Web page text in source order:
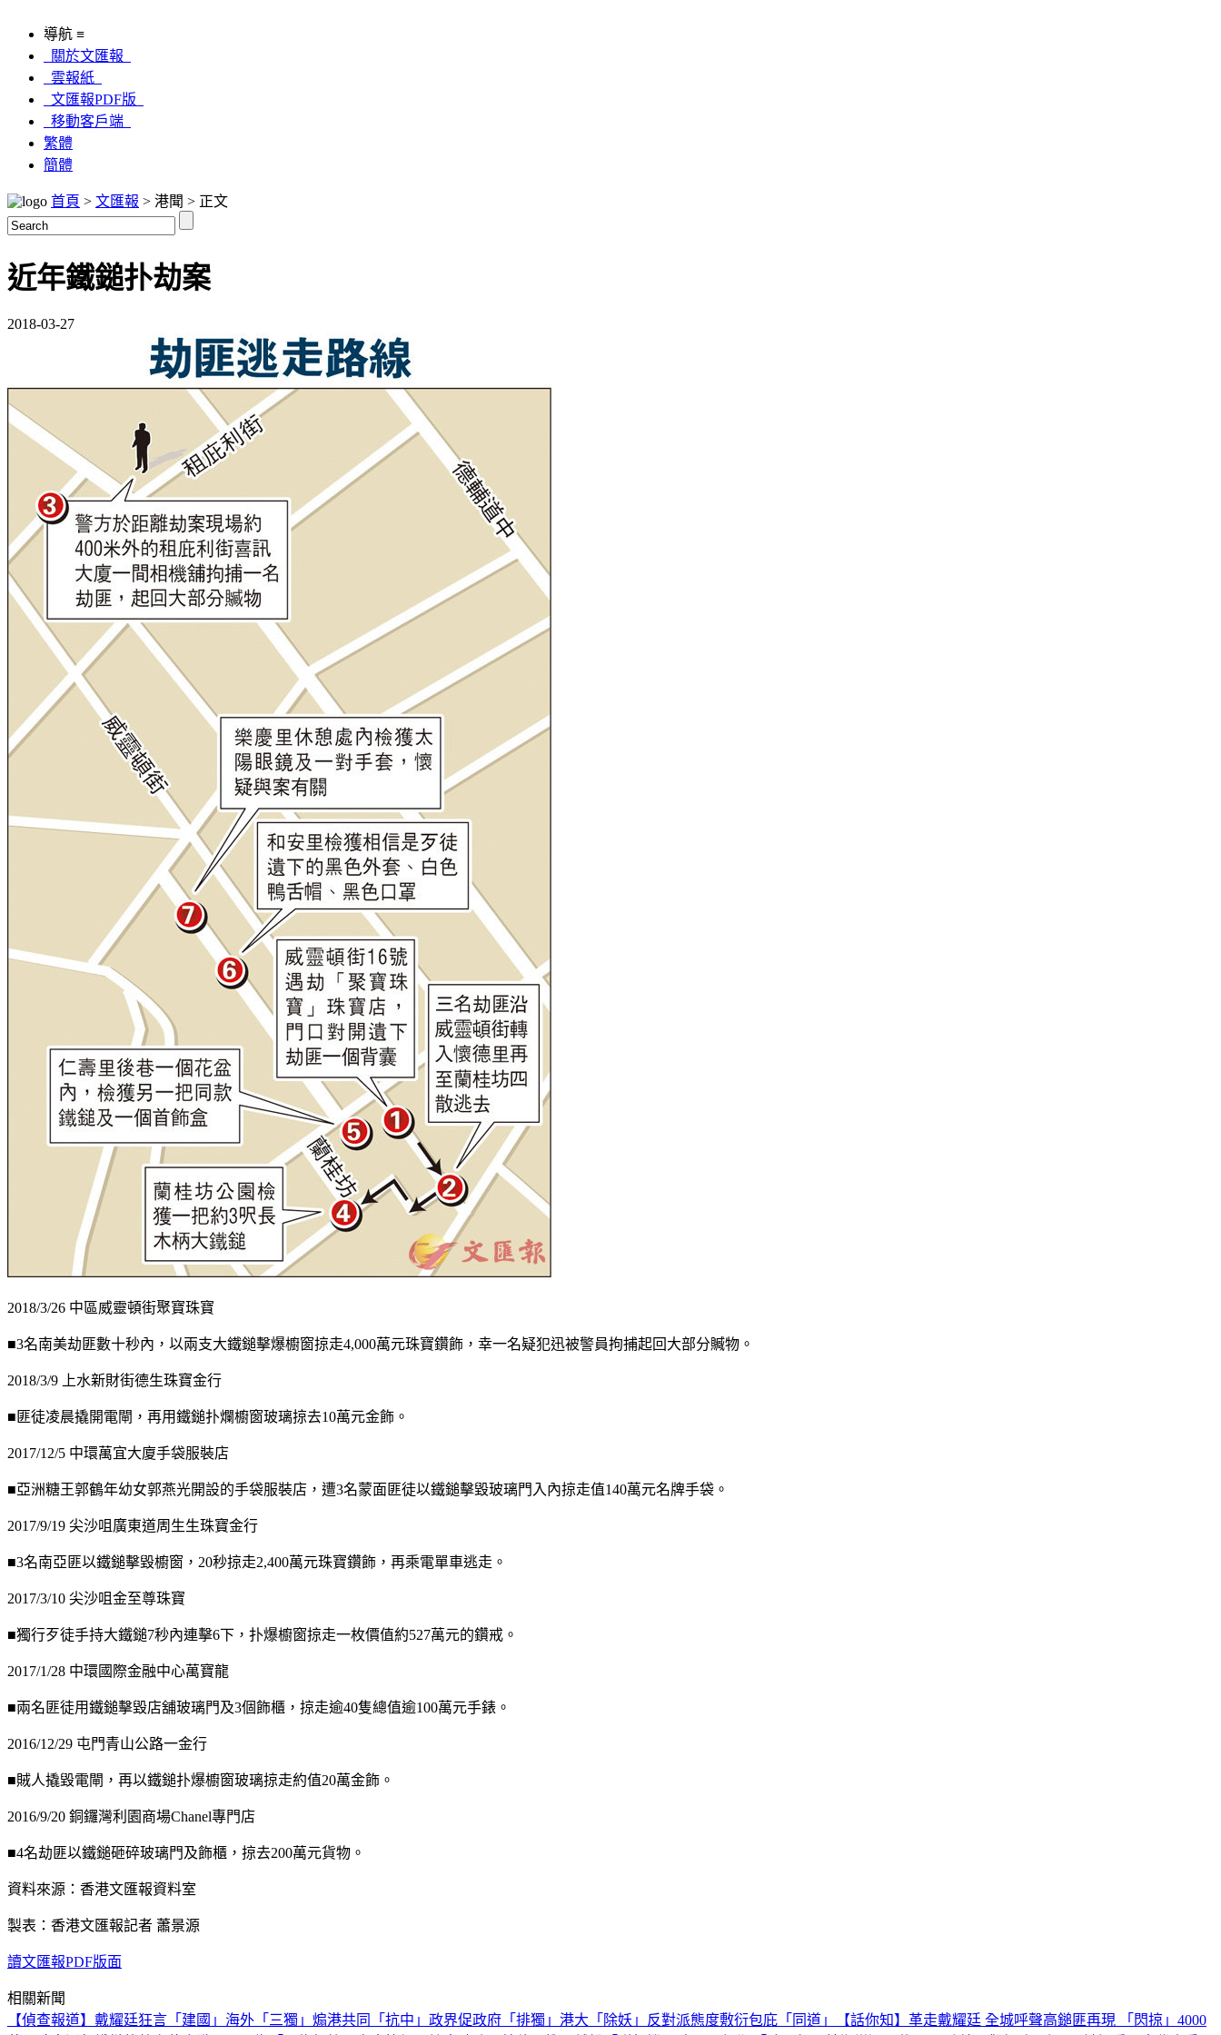
導航 ≡
關於文匯報
雲報紙
文匯報PDF版
移動客戶端
繁體
簡體
首頁 > 文匯報 > 港聞 > 正文
近年鐵鎚扑劫案
2018-03-27
2018/3/26 中區威靈頓街聚寶珠寶
■3名南美劫匪數十秒內，以兩支大鐵鎚擊爆櫥窗掠走4,000萬元珠寶鑽飾，幸一名疑犯迅被警員拘捕起回大部分贓物。
2018/3/9 上水新財街德生珠寶金行
■匪徒凌晨撬開電閘，再用鐵鎚扑爛櫥窗玻璃掠去10萬元金飾。
2017/12/5 中環萬宜大廈手袋服裝店
■亞洲糖王郭鶴年幼女郭燕光開設的手袋服裝店，遭3名蒙面匪徒以鐵鎚擊毀玻璃門入內掠走值140萬元名牌手袋。
2017/9/19 尖沙咀廣東道周生生珠寶金行
■3名南亞匪以鐵鎚擊毀櫥窗，20秒掠走2,400萬元珠寶鑽飾，再乘電單車逃走。
2017/3/10 尖沙咀金至尊珠寶
■獨行歹徒手持大鐵鎚7秒內連擊6下，扑爆櫥窗掠走一枚價值約527萬元的鑽戒。
2017/1/28 中環國際金融中心萬寶龍
■兩名匪徒用鐵鎚擊毀店舖玻璃門及3個飾櫃，掠走逾40隻總值逾100萬元手錶。
2016/12/29 屯門青山公路一金行
■賊人撬毀電閘，再以鐵鎚扑爆櫥窗玻璃掠走約值20萬金飾。
2016/9/20 銅鑼灣利園商場Chanel專門店
■4名劫匪以鐵鎚砸碎玻璃門及飾櫃，掠去200萬元貨物。
資料來源：香港文匯報資料室
製表：香港文匯報記者 蕭景源
讀文匯報PDF版面
相關新聞
【偵查報道】戴耀廷狂言「建國」 海外「三獨」煽港共同「抗中」 政界促政府「排獨」港大「除妖」 反對派態度敷衍包庇「同道」 【話你知】革走戴耀廷 全城呼聲高鎚匪再現 「閃掠」4000